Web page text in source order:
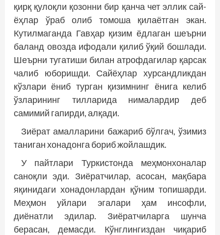
қирқ қулоқли қозонни бир қанча чет эллик сай­
ёҳлар ўраб олиб томоша қилаётган экан.
Кутилмаганда Гавҳар қизим ёдлаган шеърни
баланд овозда ифодали қилиб ўқий бошлади.
Шеърни тугатиши билан атрофдагилар қарсак
чалиб юборишди. Сайёҳлар хурсандликдан
кўзлари ёниб турган қизимнинг ёнига келиб
ўзларининг тилларида нималардир деб
самимий гапирди, алқади.
Зиёрат амалларини бажариб бўлгач, ўзимиз
таниган хонадонга бориб жойлашдик.
У пайтлари Туркистонда меҳмонхоналар
саноқли эди. Зиёратчилар, асосан, мақбара
яқинидаги хонадонлардан қўним топишарди.
Меҳмон уйлари эгалари ҳам инсофли,
диёнатли эдилар. Зиёратчиларга шунча
берасан, демасди. Кўнглингиздан чиқариб